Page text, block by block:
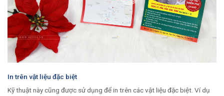
In trên vật liệu đặc biệt
Kỹ thuật này cũng được sử dụng để in trên các vật liệu đặc biệt. Ví dụ